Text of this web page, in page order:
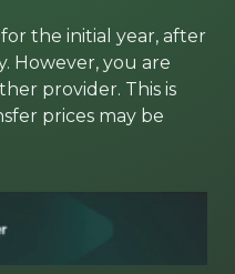
the initial year, after
However, you are
provider. This is
prices may be